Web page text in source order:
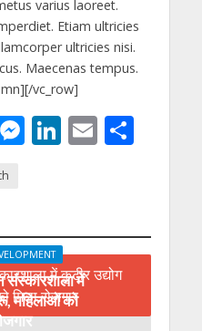
varius laoreet.
Etiam ultricies
ultricies nisi.
Maecenas tempus.
vc_row]
M
n
g
er
Li
dI
n
E S
संस्कारशाला में
महिलाओं को